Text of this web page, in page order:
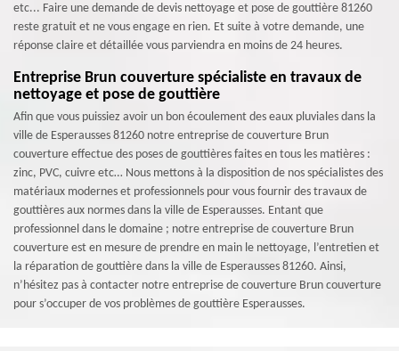
etc... Faire une demande de devis nettoyage et pose de gouttière 81260
reste gratuit et ne vous engage en rien. Et suite à votre demande, une
réponse claire et détaillée vous parviendra en moins de 24 heures.
Entreprise Brun couverture spécialiste en travaux de
nettoyage et pose de gouttière
Afin que vous puissiez avoir un bon écoulement des eaux pluviales dans la
ville de Esperausses 81260 notre entreprise de couverture Brun
couverture effectue des poses de gouttières faites en tous les matières :
zinc, PVC, cuivre etc… Nous mettons à la disposition de nos spécialistes des
matériaux modernes et professionnels pour vous fournir des travaux de
gouttières aux normes dans la ville de Esperausses. Entant que
professionnel dans le domaine ; notre entreprise de couverture Brun
couverture est en mesure de prendre en main le nettoyage, l’entretien et
la réparation de gouttière dans la ville de Esperausses 81260. Ainsi,
n’hésitez pas à contacter notre entreprise de couverture Brun couverture
pour s’occuper de vos problèmes de gouttière Esperausses.